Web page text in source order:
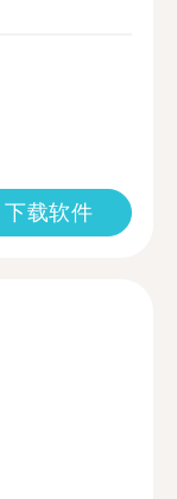
下载软件